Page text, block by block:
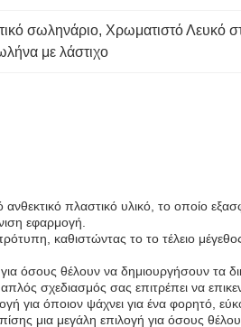
σωληνάριο, Χρωματιστό Λευκό
με λάστιχο
πλαστικό υλικό, το οποίο
εφαρμογή.
καθιστώντας το το τέλειο
για όσους θέλουν να δημιουργήσουν
σχεδιασμός σας επιτρέπει να
για όποιον ψάχνει για ένα φορητό,
μια μεγάλη επιλογή για όσους